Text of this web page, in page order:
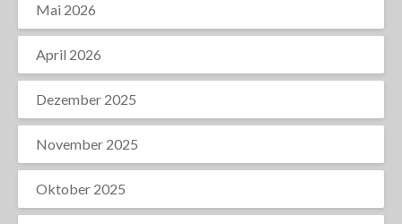
Mai 2026
April 2026
Dezember 2025
November 2025
Oktober 2025